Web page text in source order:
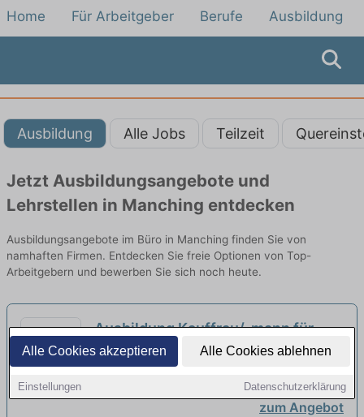
Alle Cookies akzeptieren Alle Cookies ablehnen
Einstellungen Datenschutzerklärung
Home Für Arbeitgeber Berufe Ausbildung
Ausbildung Alle Jobs Teilzeit
Jetzt Ausbildungsangebote und
Lehrstellen in Manching entdecken
Ausbildungsangebote im Büro in Manching finden Sie von
namhaften Firmen. Entdecken Sie freie Optionen von Top-
Arbeitgebern und bewerben Sie sich noch heute.
Ausbildung Kauffrau/-mann für
Büromanagement (m/w/d) neu
SelectLine Group | Wettstetten
zum Angebot